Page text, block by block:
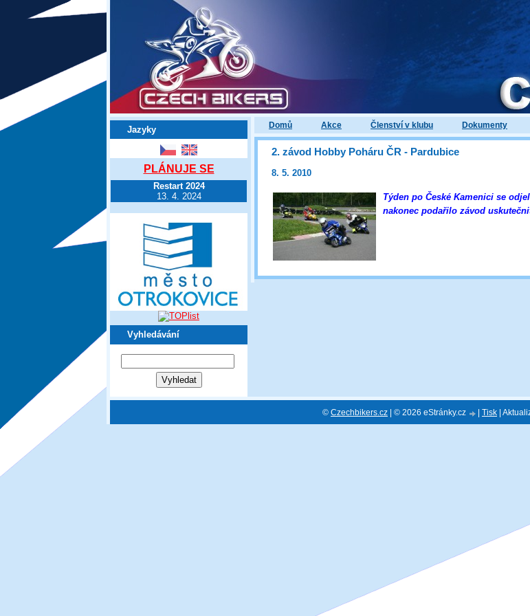
Domů Akce Členství v klubu Dokumenty
Jazyky
PLÁNUJE SE
Restart 2024
13. 4. 2024
Vyhledávání
2. závod Hobby Poháru ČR - Pardubice
8. 5. 2010
Týden po České Kamenici se
nakonec podařilo závod
© Czechbikers.cz | © 2026 eStránky.cz Tisk